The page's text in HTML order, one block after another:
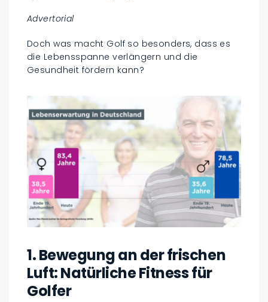
Advertorial
Doch was macht Golf so besonders, dass es
die Lebensspanne verlängern und die
Gesundheit fördern kann?
1. Bewegung an der frischen
Luft: Natürliche Fitness für
Golfer